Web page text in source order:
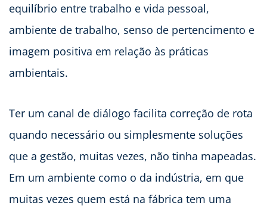
equilíbrio entre trabalho e vida pessoal,
ambiente de trabalho, senso de pertencimento e
imagem positiva em relação às práticas
ambientais.
Ter um canal de diálogo facilita correção de rota
quando necessário ou simplesmente soluções
que a gestão, muitas vezes, não tinha mapeadas.
Em um ambiente como o da indústria, em que
muitas vezes quem está na fábrica tem uma